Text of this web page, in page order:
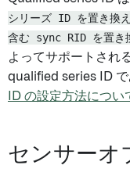
シリーズ ID を置き
含む sync RID を置き
よってサポートされ
qualified series ID で
ID の設定方法につい
センサーオ